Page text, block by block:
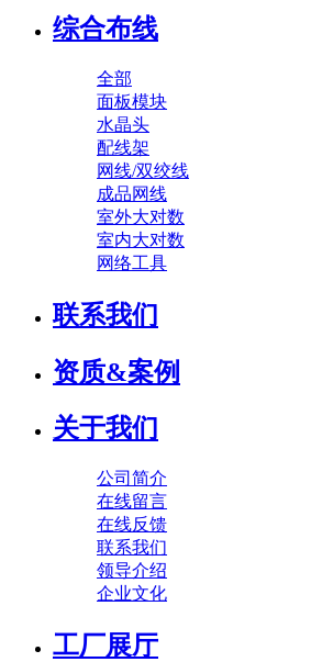
综合布线
全部
面板模块
水晶头
配线架
网线/双绞线
成品网线
室外大对数
室内大对数
网络工具
联系我们
资质&案例
关于我们
公司简介
在线留言
在线反馈
联系我们
领导介绍
企业文化
工厂展厅